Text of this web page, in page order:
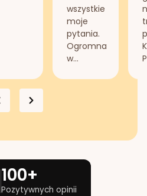
wszystkie
moje
pytania.
Ogromna
w...
100+
Pozytywnych opinii